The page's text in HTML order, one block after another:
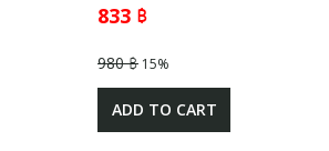
833 ฿
980 ฿ 15%
ADD TO CART